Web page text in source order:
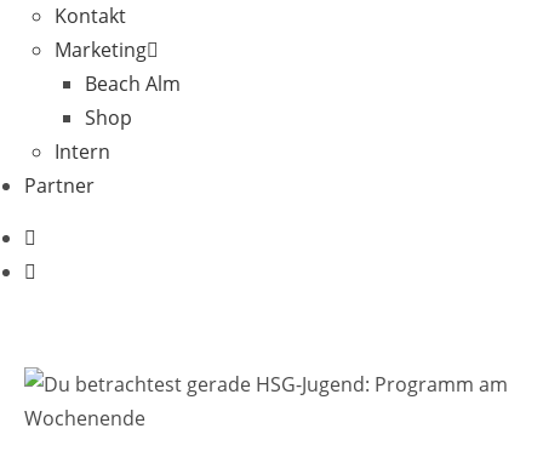
Kontakt
Marketing
Beach Alm
Shop
Intern
Partner